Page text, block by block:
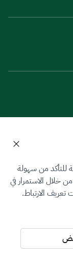
للتأكد من سهولة
خلال الاستمرار في
الارتباط.